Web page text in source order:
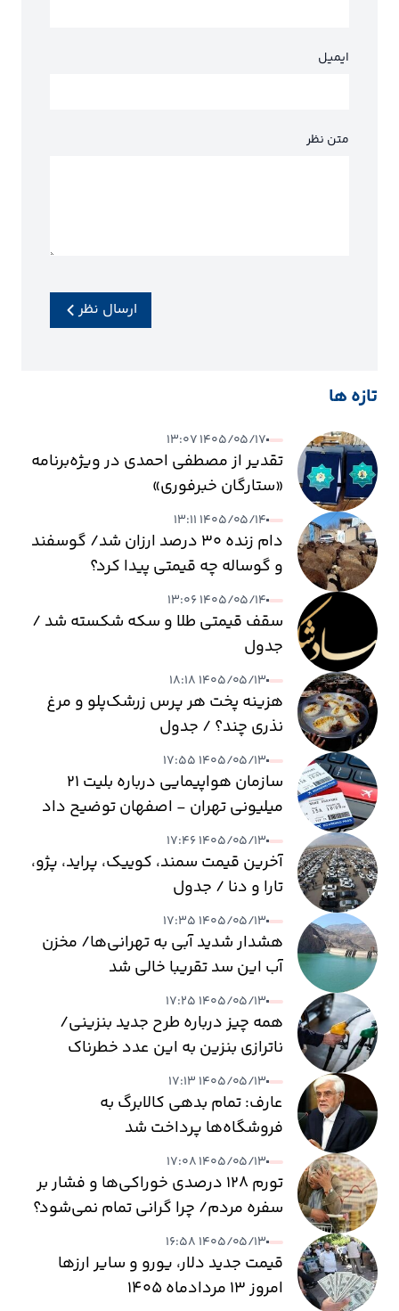
ایمیل
متن نظر
ارسال نظر
تازه ها
۱۴۰۵/۰۵/۱۷ ۱۳:۰۷
تقدیر از مصطفی احمدی در ویژه‌برنامه
«ستارگان خبرفوری»
۱۴۰۵/۰۵/۱۴ ۱۳:۱۱
دام زنده ۳۰ درصد ارزان شد/ گوسفند
و گوساله چه قیمتی پیدا کرد؟
۱۴۰۵/۰۵/۱۴ ۱۳:۰۶
سقف قیمتی طلا و سکه شکسته شد /
جدول
۱۴۰۵/۰۵/۱۳ ۱۸:۱۸
هزینه پخت هر پرس زرشک‌پلو و مرغ
نذری چند؟ / جدول
۱۴۰۵/۰۵/۱۳ ۱۷:۵۵
سازمان هواپیمایی درباره بلیت ۲۱
میلیونی تهران - اصفهان توضیح داد
۱۴۰۵/۰۵/۱۳ ۱۷:۴۶
آخرین قیمت سمند، کوییک، پراید، پژو،
تارا و دنا / جدول
۱۴۰۵/۰۵/۱۳ ۱۷:۳۵
هشدار شدید آبی به تهرانی‌ها/ مخزن
آب این سد تقریبا خالی شد
۱۴۰۵/۰۵/۱۳ ۱۷:۲۵
همه چیز درباره طرح جدید بنزینی/
ناترازی بنزین به این عدد خطرناک
می‌رسد
۱۴۰۵/۰۵/۱۳ ۱۷:۱۳
عارف: تمام بدهی کالابرگ به
فروشگاه‌ها پرداخت شد
۱۴۰۵/۰۵/۱۳ ۱۷:۰۸
تورم ۱۲۸ درصدی خوراکی‌ها و فشار بر
سفره مردم/ چرا گرانی تمام نمی‌شود؟
۱۴۰۵/۰۵/۱۳ ۱۶:۵۸
قیمت جدید دلار، یورو و سایر ارزها
امروز ۱۳ مردادماه ۱۴۰۵